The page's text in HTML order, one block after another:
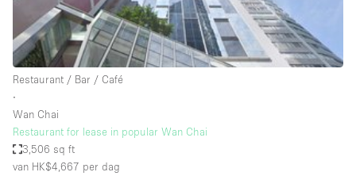
Salon
Unieke ruimte
Vergaderruimte
Winkel delen
Winkelruimte in winkelcentrum
Restaurant / Bar / Café
∙
Wan Chai
Restaurant for lease in popular Wan Chai
3,506 sq ft
van HK$4,667 per dag